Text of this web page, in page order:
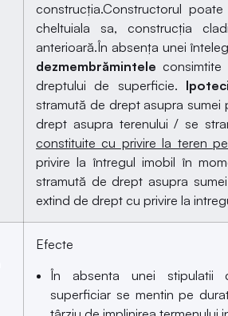
construcția.Constructorul
cheltuiala sa, construcția
anterioară.În absența unei
dezmembrămintele
dreptului de superficie.
stramută de drept asupra sumei
drept asupra terenului / se
constituite cu privire la teren
privire la întregul imobil în
stramută de drept asupra
extind de drept cu privire la
Efecte
În absenta unei stipulatii
superficiar se mentin pe